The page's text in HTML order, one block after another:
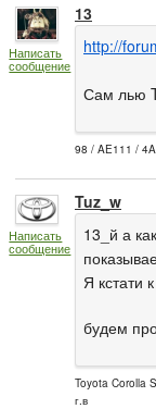
Написать
сообщение
13
http://
Сам лью
98 / AE111 /
Написать
сообщение
Tuz_w
13_й а
Я кстати
будем
Toyota Corolla
г.в